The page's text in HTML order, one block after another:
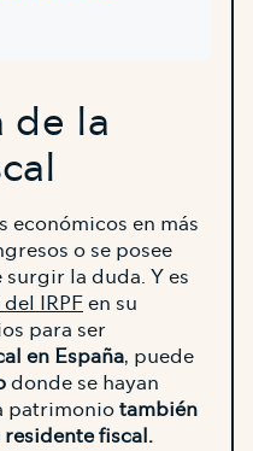
de la
económicos en más
o se posee
la duda. Y es
IRPFen su
para ser
en España, puede
donde se hayan
patrimoniotambién
fiscal.